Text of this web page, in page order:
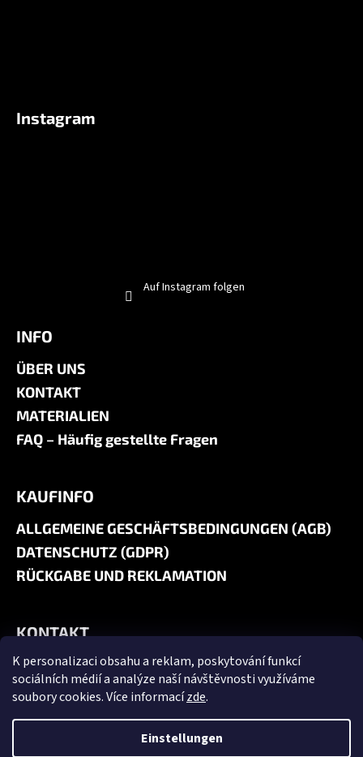
K personalizaci obsahu a reklam, poskytování funkcí
sociálních médií a analýze naší návštěvnosti využíváme
soubory cookies. Více informacízde.
Einstellungen
Instagram
Auf Instagram folgen
INFO
ÜBER UNS
KONTAKT
MATERIALIEN
FAQ – Häufig gestellte Fragen
KAUFINFO
ALLGEMEINE GESCHÄFTSBEDINGUNGEN (AGB)
DATENSCHUTZ (GDPR)
RÜCKGABE UND REKLAMATION
KONTAKT
+420 606 180 071
info@jk9-graphics.cz